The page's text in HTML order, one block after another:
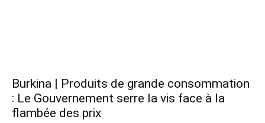
Burkina | Produits de grande consommation
: Le Gouvernement serre la vis face à la
flambée des prix